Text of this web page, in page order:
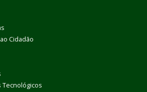
Cidadão
Tecnológicos